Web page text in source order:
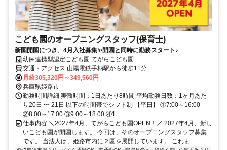
こども園のオープニングスタッフ(保育士)
新園開園につき、4月入社募集✨開園と同時に勤務スタート♪
幼保連携型認定こども園 てがらこども園
交通・アクセス 山陽電鉄手柄駅から徒歩11分
月給305,320円～349,560円
兵庫県姫路市
勤務時間詳細 実働時間：1日あたり8時間 平均勤務日数：1ヶ月あた
り20日 〜 21日 以下の時間帯でシフト制 【平日】 ①7:00～16:00
②8:00～17:00 ③9:00～18:00 ④1...
仕事内容 ＼2027年4月、てがらこども園OPEN！／ 2027年4月、新し
いこども園が開園します。 今回は、そのオープニングスタッフ募集
です。 当法人は、姫路市内に２園を展開しています。 これま...